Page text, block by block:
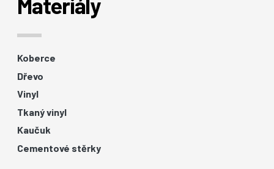
Koberce
Dřevo
Vinyl
Tkaný vinyl
Kaučuk
Cementové stěrky